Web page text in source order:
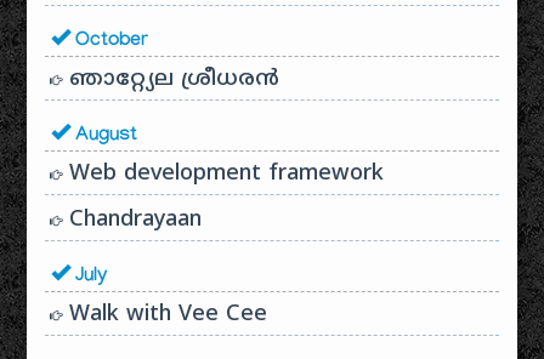
October
ഞാറ്റ്യേല ശ്രീധരൻ
August
Web development framework
Chandrayaan
July
Walk with Vee Cee